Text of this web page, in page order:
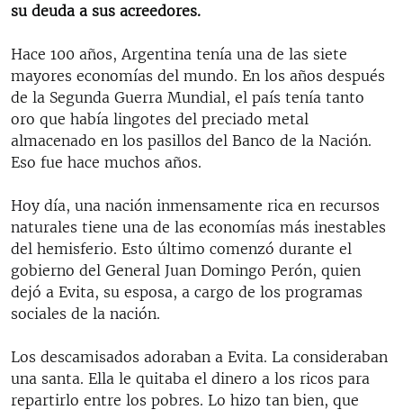
LA INVASIÓN DE RUSIA A UCRANIA
su deuda a sus acreedores.
Hace 100 años, Argentina tenía una de las siete
mayores economías del mundo. En los años después
de la Segunda Guerra Mundial, el país tenía tanto
oro que había lingotes del preciado metal
almacenado en los pasillos del Banco de la Nación.
Eso fue hace muchos años.
Hoy día, una nación inmensamente rica en recursos
naturales tiene una de las economías más inestables
del hemisferio. Esto último comenzó durante el
gobierno del General Juan Domingo Perón, quien
dejó a Evita, su esposa, a cargo de los programas
sociales de la nación.
Los descamisados adoraban a Evita. La consideraban
una santa. Ella le quitaba el dinero a los ricos para
repartirlo entre los pobres. Lo hizo tan bien, que